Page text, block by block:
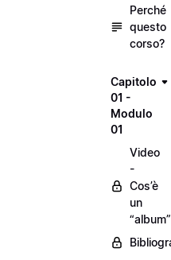
Perché
questo
corso?
Capitolo
01 -
Modulo
01
Video
-
Cos’è
un
“album”